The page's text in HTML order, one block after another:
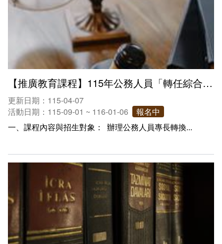
人事室
諮詢信箱進度查詢
【推廣教育課程】115年公務人員「轉任綜合行政職系」學分班
更新日期：115-04-07
活動日期：115-09-01 ~ 116-01-06
報名中
一、課程內容與招生對象： 辦理公務人員專長轉換...